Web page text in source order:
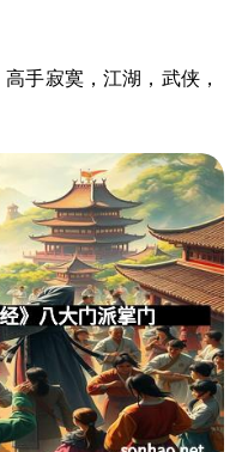
手寂寞，江湖，武侠，